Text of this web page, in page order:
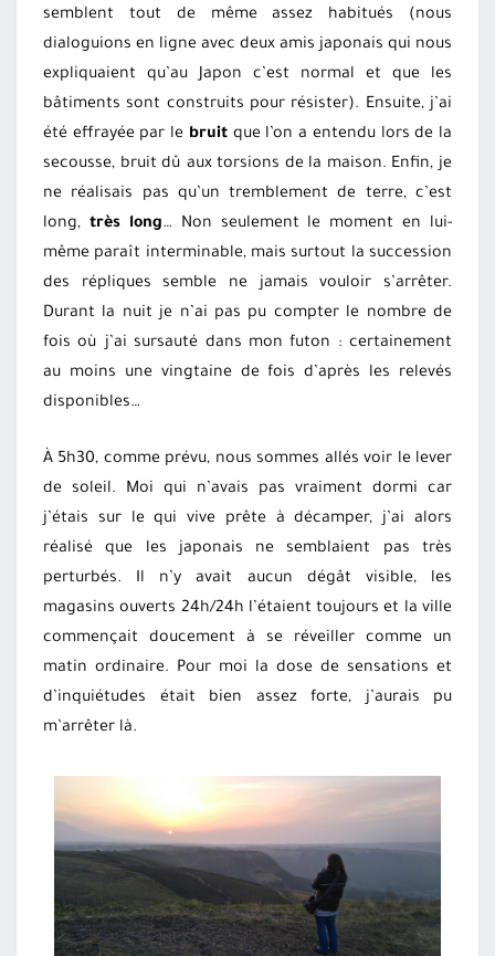
semblent tout de même assez habitués (nous
dialoguions en ligne avec deux amis japonais qui nous
expliquaient qu’au Japon c’est normal et que les
bâtiments sont construits pour résister). Ensuite, j’ai
été effrayée par le bruitque l’on a entendu lors de la
secousse, bruit dû aux torsions de la maison. Enfin, je
ne réalisais pas qu’un tremblement de terre, c’est
long, très long… Non seulement le moment en lui-
même paraît interminable, mais surtout la succession
des répliques semble ne jamais vouloir s’arrêter.
Durant la nuit je n’ai pas pu compter le nombre de
fois où j’ai sursauté dans mon futon : certainement
au moins une vingtaine de fois d’après les relevés
disponibles…
À 5h30, comme prévu, nous sommes allés voir le lever
de soleil. Moi qui n’avais pas vraiment dormi car
j’étais sur le qui vive prête à décamper, j’ai alors
réalisé que les japonais ne semblaient pas très
perturbés. Il n’y avait aucun dégât visible, les
magasins ouverts 24h/24h l’étaient toujours et la ville
commençait doucement à se réveiller comme un
matin ordinaire. Pour moi la dose de sensations et
d’inquiétudes était bien assez forte, j’aurais pu
m’arrêter là.